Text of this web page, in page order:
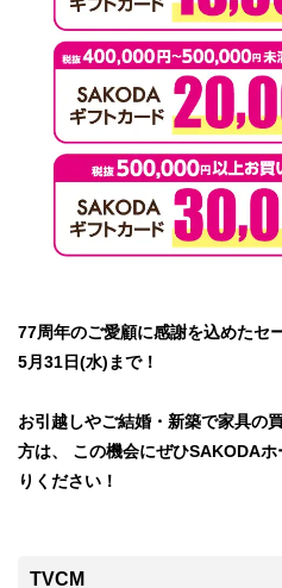
77周年のご愛顧に感謝を込めたセ
5月31日(水)まで！
お引越しやご結婚・新築で家具の
方は、
この機会にぜひSAKODA
りください！
TVCM